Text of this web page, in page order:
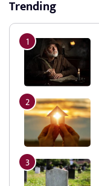
Trending